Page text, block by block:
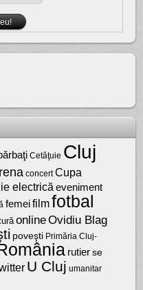
Cetăţuie Cluj
concert Cupa
electrică eveniment
femei filmfotbal
onlineOvidiu Blag
poveşti Primăria Cluj-
rutier se
U Cluj umanitar